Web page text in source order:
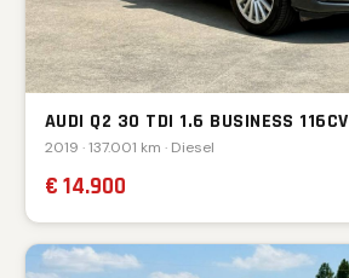
AUDI Q2 30 TDI 1.6 BUSINESS 116CV
2019 · 137.001 km · Diesel
€ 14.900